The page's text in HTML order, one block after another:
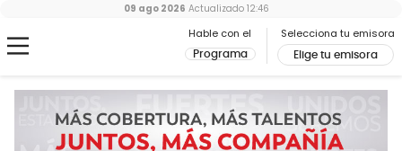
Hable con el
Programa
Selecciona tu emisora
Elige tu emisora
09 ago 2026 Actualizado 12:46